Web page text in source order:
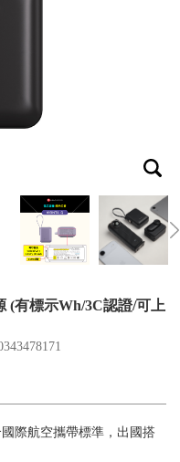
(有標示Wh/3C認證/可上
際航空攜帶標準，出國搭